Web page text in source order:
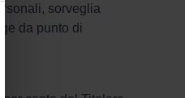
sorveglia
da punto di